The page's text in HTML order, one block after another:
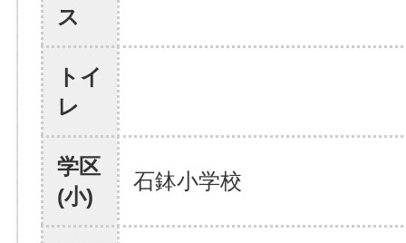
ス
トイ
レ
学区
(小)
石鉢小学校